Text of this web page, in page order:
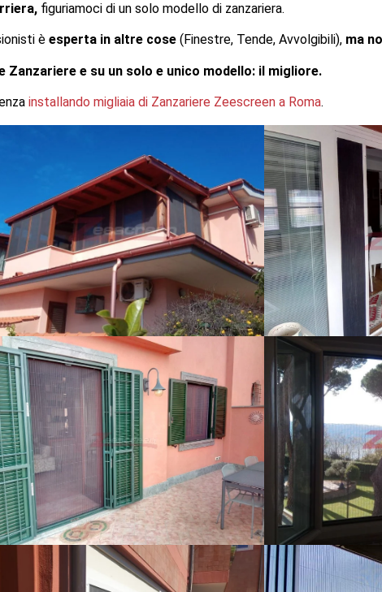
figuriamoci di un solo modello di zanzariera.
è esperta in altre cose (Finestre, Tende, Avvolgibili), ma
e su un solo e unico modello: il migliore.
installando migliaia di Zanzariere Zeescreen a Roma.